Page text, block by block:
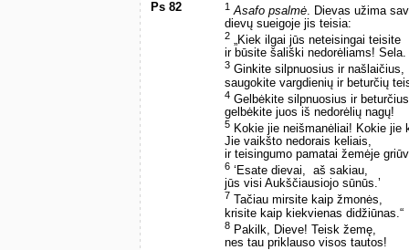
Ps 82 1 Asafo psalmė. Dievas užima
dievų sueigoje jis teisia:
2 „Kiek ilgai jūs neteisingai teisite
ir būsite šališki nedorėliams! Sela.
3 Ginkite silpnuosius ir našlaičius,
saugokite vargdienių ir beturčių
4 Gelbėkite silpnuosius ir
gelbėkite juos iš nedorėlių nagų!
5 Kokie jie neišmanėliai! Kokie jie
Jie vaikšto nedorais keliais,
ir teisingumo pamatai žemėje
6 ‘Esate dievai, ­ aš sakiau, ­
jūs visi Aukščiausiojo sūnūs.’
7 Tačiau mirsite kaip žmonės,
krisite kaip kiekvienas didžiūnas.“
8 Pakilk, Dieve! Teisk žemę,
nes tau priklauso visos tautos!